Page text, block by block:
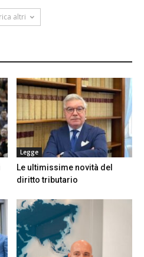
altri
Legge
Le ultimissime novità del
diritto tributario